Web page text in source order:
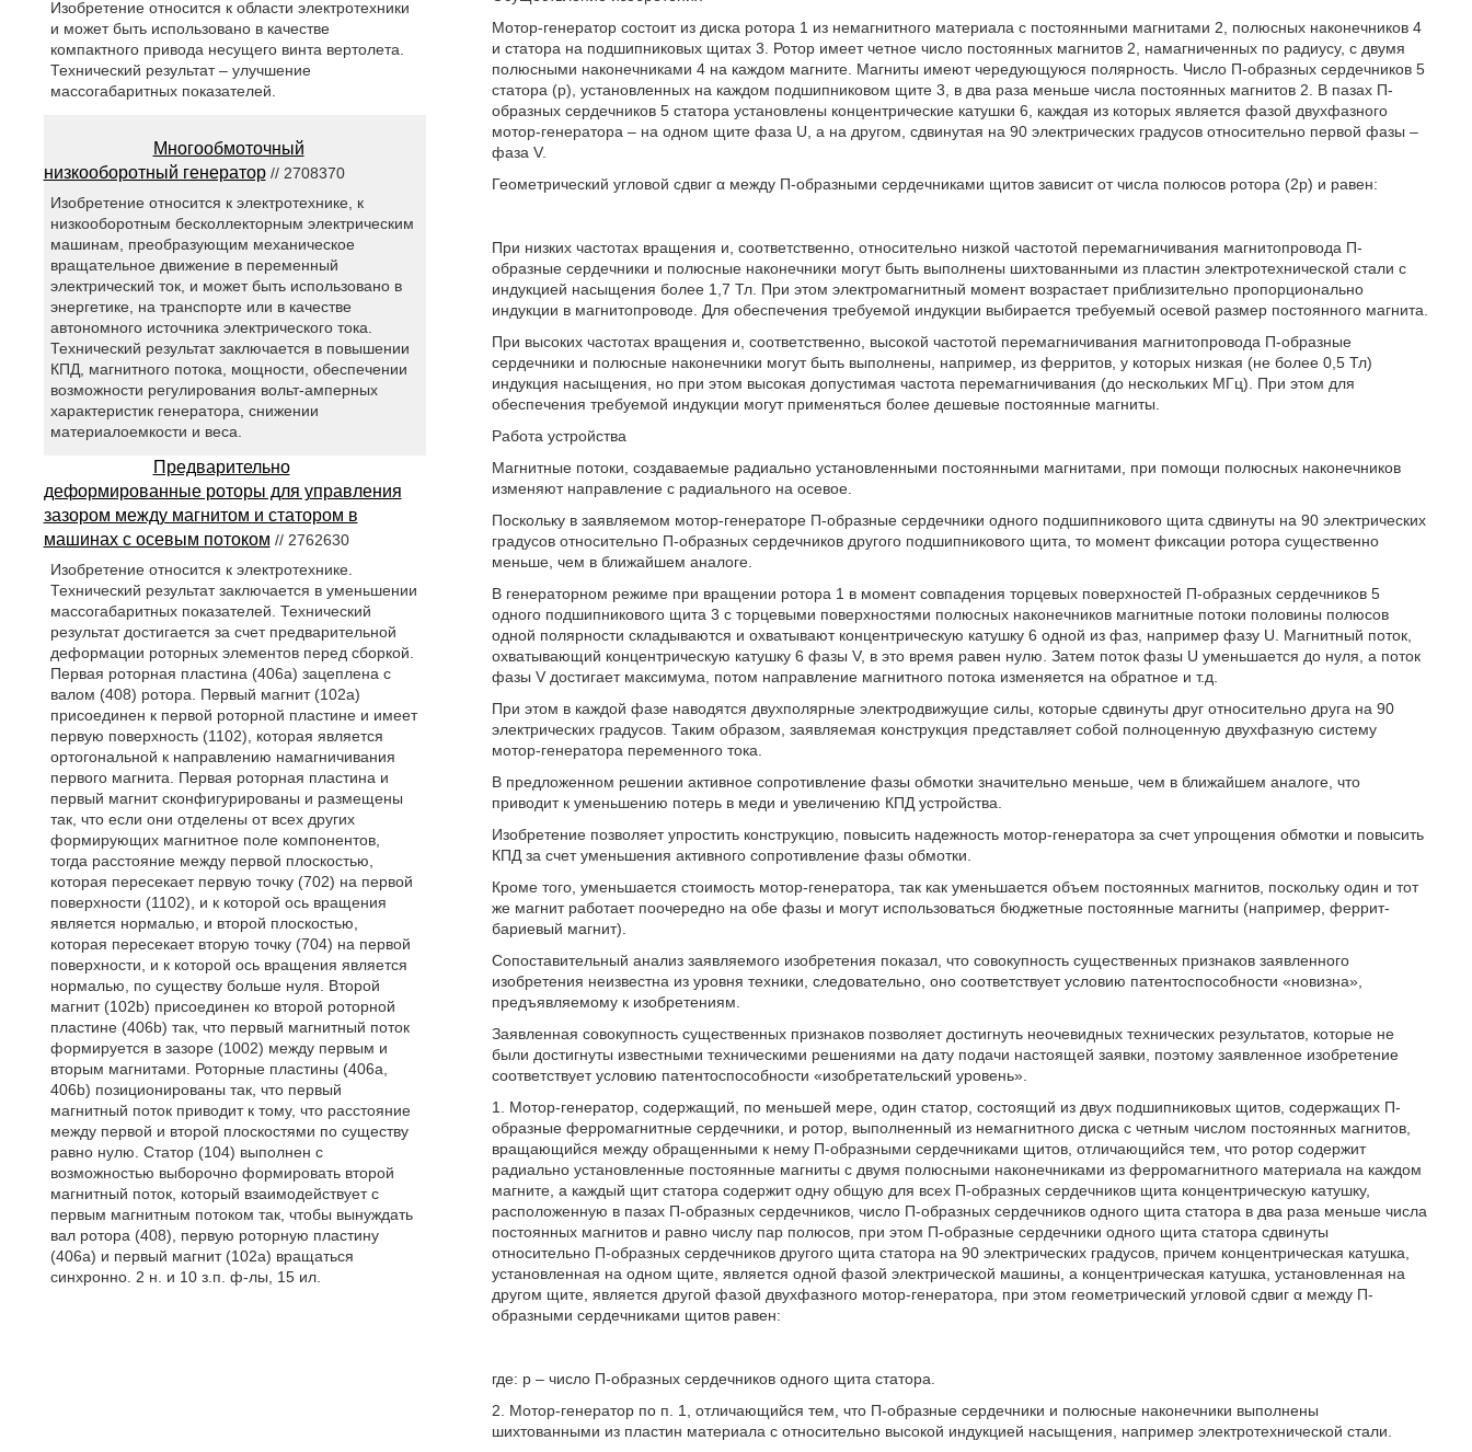
Мотор-генератор состоит из диска ротора 1 из немагнитного материала с постоянными магнитами 2, полюсных наконечников 4
и статора на подшипниковых щитах 3. Ротор имеет четное число постоянных магнитов 2, намагниченных по радиусу, с двумя
полюсными наконечниками 4 на каждом магните. Магниты имеют чередующуюся полярность. Число П-образных сердечников 5
статора (р), установленных на каждом подшипниковом щите 3, в два раза меньше числа постоянных магнитов 2. В пазах П-
образных сердечников 5 статора установлены концентрические катушки 6, каждая из которых является фазой двухфазного
мотор-генератора – на одном щите фаза U, а на другом, сдвинутая на 90 электрических градусов относительно первой фазы –
фаза V.
Геометрический угловой сдвиг α между П-образными сердечниками щитов зависит от числа полюсов ротора (2р) и равен:
При низких частотах вращения и, соответственно, относительно низкой частотой перемагничивания магнитопровода П-
образные сердечники и полюсные наконечники могут быть выполнены шихтованными из пластин электротехнической стали с
индукцией насыщения более 1,7 Тл. При этом электромагнитный момент возрастает приблизительно пропорционально
индукции в магнитопроводе. Для обеспечения требуемой индукции выбирается требуемый осевой размер постоянного магнита.
При высоких частотах вращения и, соответственно, высокой частотой перемагничивания магнитопровода П-образные
сердечники и полюсные наконечники могут быть выполнены, например, из ферритов, у которых низкая (не более 0,5 Тл)
индукция насыщения, но при этом высокая допустимая частота перемагничивания (до нескольких МГц). При этом для
обеспечения требуемой индукции могут применяться более дешевые постоянные магниты.
Работа устройства
Магнитные потоки, создаваемые радиально установленными постоянными магнитами, при помощи полюсных наконечников
изменяют направление с радиального на осевое.
Поскольку в заявляемом мотор-генераторе П-образные сердечники одного подшипникового щита сдвинуты на 90 электрических
градусов относительно П-образных сердечников другого подшипникового щита, то момент фиксации ротора существенно
меньше, чем в ближайшем аналоге.
В генераторном режиме при вращении ротора 1 в момент совпадения торцевых поверхностей П-образных сердечников 5
одного подшипникового щита 3 с торцевыми поверхностями полюсных наконечников магнитные потоки половины полюсов
одной полярности складываются и охватывают концентрическую катушку 6 одной из фаз, например фазу U. Магнитный поток,
охватывающий концентрическую катушку 6 фазы V, в это время равен нулю. Затем поток фазы U уменьшается до нуля, а поток
фазы V достигает максимума, потом направление магнитного потока изменяется на обратное и т.д.
При этом в каждой фазе наводятся двухполярные электродвижущие силы, которые сдвинуты друг относительно друга на 90
электрических градусов. Таким образом, заявляемая конструкция представляет собой полноценную двухфазную систему
мотор-генератора переменного тока.
В предложенном решении активное сопротивление фазы обмотки значительно меньше, чем в ближайшем аналоге, что
приводит к уменьшению потерь в меди и увеличению КПД устройства.
Изобретение позволяет упростить конструкцию, повысить надежность мотор-генератора за счет упрощения обмотки и повысить
КПД за счет уменьшения активного сопротивление фазы обмотки.
Кроме того, уменьшается стоимость мотор-генератора, так как уменьшается объем постоянных магнитов, поскольку один и тот
же магнит работает поочередно на обе фазы и могут использоваться бюджетные постоянные магниты (например, феррит-
бариевый магнит).
Сопоставительный анализ заявляемого изобретения показал, что совокупность существенных признаков заявленного
изобретения неизвестна из уровня техники, следовательно, оно соответствует условию патентоспособности «новизна»,
предъявляемому к изобретениям.
Заявленная совокупность существенных признаков позволяет достигнуть неочевидных технических результатов, которые не
были достигнуты известными техническими решениями на дату подачи настоящей заявки, поэтому заявленное изобретение
соответствует условию патентоспособности «изобретательский уровень».
1. Мотор-генератор, содержащий, по меньшей мере, один статор, состоящий из двух подшипниковых щитов, содержащих П-
образные ферромагнитные сердечники, и ротор, выполненный из немагнитного диска с четным числом постоянных магнитов,
вращающийся между обращенными к нему П-образными сердечниками щитов, отличающийся тем, что ротор содержит
радиально установленные постоянные магниты с двумя полюсными наконечниками из ферромагнитного материала на каждом
магните, а каждый щит статора содержит одну общую для всех П-образных сердечников щита концентрическую катушку,
расположенную в пазах П-образных сердечников, число П-образных сердечников одного щита статора в два раза меньше числа
постоянных магнитов и равно числу пар полюсов, при этом П-образные сердечники одного щита статора сдвинуты
относительно П-образных сердечников другого щита статора на 90 электрических градусов, причем концентрическая катушка,
установленная на одном щите, является одной фазой электрической машины, а концентрическая катушка, установленная на
другом щите, является другой фазой двухфазного мотор-генератора, при этом геометрический угловой сдвиг α между П-
образными сердечниками щитов равен:
где: р – число П-образных сердечников одного щита статора.
2. Мотор-генератор по п. 1, отличающийся тем, что П-образные сердечники и полюсные наконечники выполнены
шихтованными из пластин материала с относительно высокой индукцией насыщения, например электротехнической стали.
Изобретение относится к области электротехники
и может быть использовано в качестве
компактного привода несущего винта вертолета.
Технический результат – улучшение
массогабаритных показателей.
Многообмоточный
низкооборотный генератор// 2708370
Изобретение относится к электротехнике, к
низкооборотным бесколлекторным электрическим
машинам, преобразующим механическое
вращательное движение в переменный
электрический ток, и может быть использовано в
энергетике, на транспорте или в качестве
автономного источника электрического тока.
Технический результат заключается в повышении
КПД, магнитного потока, мощности, обеспечении
возможности регулирования вольт-амперных
характеристик генератора, снижении
материалоемкости и веса.
Предварительно
деформированные роторы для управления
зазором между магнитом и статором в
машинах с осевым потоком // 2762630
Изобретение относится к электротехнике.
Технический результат заключается в уменьшении
массогабаритных показателей. Технический
результат достигается за счет предварительной
деформации роторных элементов перед сборкой.
Первая роторная пластина (406а) зацеплена с
валом (408) ротора. Первый магнит (102а)
присоединен к первой роторной пластине и имеет
первую поверхность (1102), которая является
ортогональной к направлению намагничивания
первого магнита. Первая роторная пластина и
первый магнит сконфигурированы и размещены
так, что если они отделены от всех других
формирующих магнитное поле компонентов,
тогда расстояние между первой плоскостью,
которая пересекает первую точку (702) на первой
поверхности (1102), и к которой ось вращения
является нормалью, и второй плоскостью,
которая пересекает вторую точку (704) на первой
поверхности, и к которой ось вращения является
нормалью, по существу больше нуля. Второй
магнит (102b) присоединен ко второй роторной
пластине (406b) так, что первый магнитный поток
формируется в зазоре (1002) между первым и
вторым магнитами. Роторные пластины (406а,
406b) позиционированы так, что первый
магнитный поток приводит к тому, что расстояние
между первой и второй плоскостями по существу
равно нулю. Статор (104) выполнен с
возможностью выборочно формировать второй
магнитный поток, который взаимодействует с
первым магнитным потоком так, чтобы вынуждать
вал ротора (408), первую роторную пластину
(406а) и первый магнит (102а) вращаться
синхронно. 2 н. и 10 з.п. ф-лы, 15 ил.